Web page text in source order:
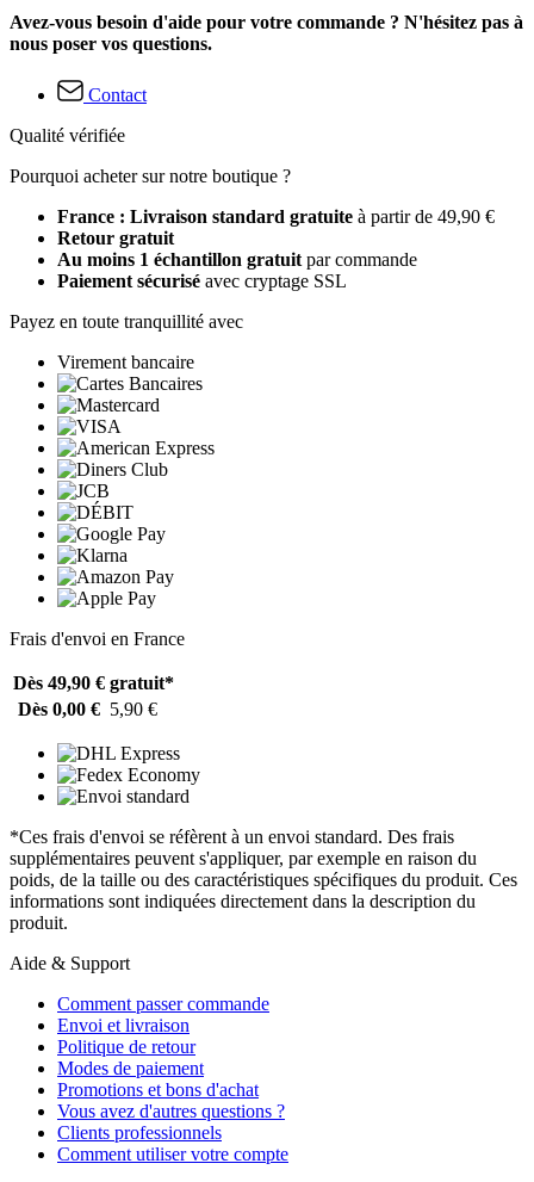
Avez-vous besoin d'aide pour votre commande ? N'hésitez pas à
nous poser vos questions.
Contact
Qualité vérifiée
Pourquoi acheter sur notre boutique ?
France : Livraison standard gratuite à partir de 49,90 €
Retour gratuit
Au moins 1 échantillon gratuit par commande
Paiement sécurisé avec cryptage SSL
Payez en toute tranquillité avec
Virement bancaire
Frais d'envoi en France
Dès 49,90 € gratuit*
Dès 0,00 € 5,90 €
*Ces frais d'envoi se réfèrent à un envoi standard. Des frais
supplémentaires peuvent s'appliquer, par exemple en raison du
poids, de la taille ou des caractéristiques spécifiques du produit. Ces
informations sont indiquées directement dans la description du
produit.
Aide & Support
Comment passer commande
Envoi et livraison
Politique de retour
Modes de paiement
Promotions et bons d'achat
Vous avez d'autres questions ?
Clients professionnels
Comment utiliser votre compte